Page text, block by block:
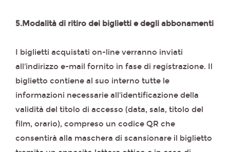
5.Modalità di ritiro dei biglietti e degli abbonamenti
I biglietti acquistati on-line verranno inviati
all'indirizzo e-mail fornito in fase di registrazione. Il
biglietto contiene al suo interno tutte le
informazioni necessarie all'identificazione della
validità del titolo di accesso (data, sala, titolo del
film, orario), compreso un codice QR che
consentirà alla maschera di scansionare il biglietto